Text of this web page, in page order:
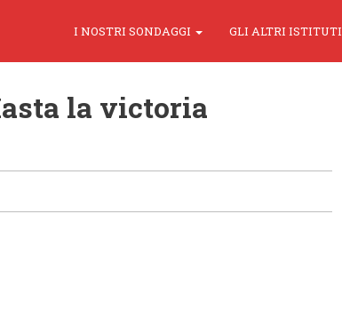
I NOSTRI SONDAGGI GLI ALTRI ISTITUTI
la victoria